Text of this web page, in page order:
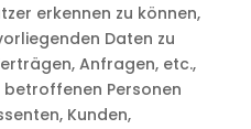
erkennen zu können,
Daten zu
Anfragen, etc.,
Personen
Kunden,